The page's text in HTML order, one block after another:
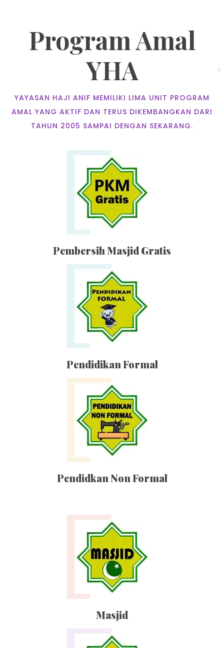
Program Amal
YHA
YAYASAN HAJI ANIF MEMILIKI LIMA UNIT PROGRAM
AMAL YANG AKTIF DAN TERUS DIKEMBANGKAN DARI
TAHUN 2005 SAMPAI DENGAN SEKARANG.
Pembersih Masjid Gratis
Pendidikan Formal
Pendidkan Non Formal
Masjid